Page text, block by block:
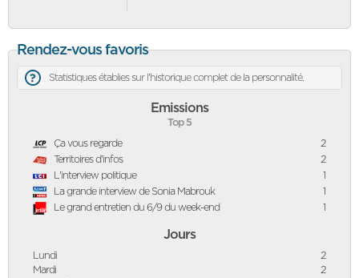
Rendez-vous favoris
Statistiques établies sur l'historique complet de la personnalité.
Emissions
Top 5
Ça vous regarde
2
Territoires d'infos
2
L'interview politique
1
La grande interview de Sonia Mabrouk
1
Le grand entretien du 6/9 du week-end
1
Jours
Lundi
2
Mardi
2